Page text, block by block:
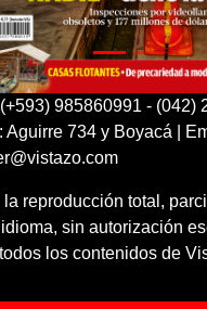
985860991 - (042)
Aguirre 734 y Boyacá |
la reproducción total,
sin autorización
los contenidos de